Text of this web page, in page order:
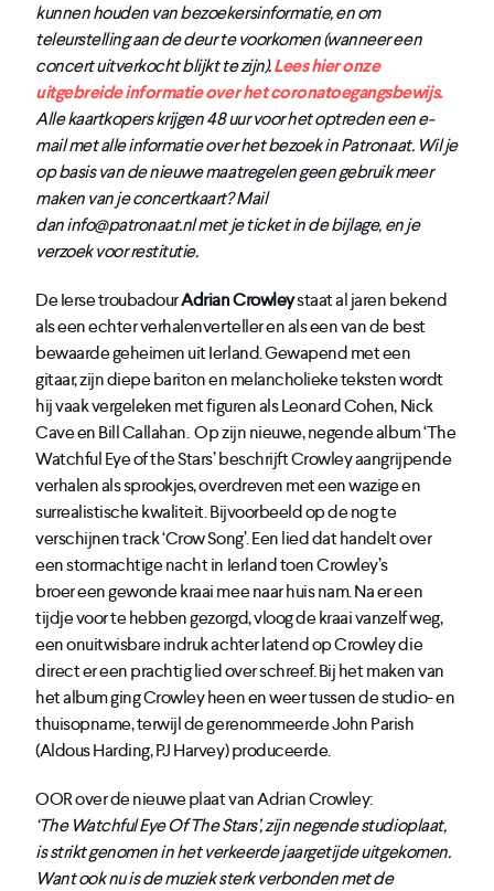
kunnen houden van bezoekersinformatie, en om
teleurstelling aan de deur te voorkomen (wanneer een
concert uitverkocht blijkt te zijn).Lees hier onze
uitgebreide informatie over het coronatoegangsbewijs.
Alle kaartkopers krijgen 48 uur voor het optreden een e-
mail met alle informatie over het bezoek in Patronaat. Wil je
op basis van de nieuwe maatregelen geen gebruik meer
maken van je concertkaart? Mail
dan info@patronaat.nl met je ticket in de bijlage, en je
verzoek voor restitutie.
De Ierse troubadourAdrian Crowleystaat al jaren bekend
als een echter verhalenverteller en als een van de best
bewaarde geheimen uit Ierland. Gewapend met een
gitaar, zijn diepe bariton en melancholieke teksten wordt
hij vaak vergeleken met figuren als Leonard Cohen, Nick
Cave en Bill Callahan. Op zijn nieuwe, negende album ‘The
Watchful Eye of the Stars’ beschrijft Crowley aangrijpende
verhalen als sprookjes, overdreven met een wazige en
surrealistische kwaliteit. Bijvoorbeeld op de nog te
verschijnen track ‘Crow Song’. Een lied dat handelt over
een stormachtige nacht in Ierland toen Crowley’s
broereen gewonde kraai mee naar huis nam. Na er een
tijdje voor te hebben gezorgd, vloog de kraai vanzelf weg,
een onuitwisbare indruk achter latend op Crowley die
direct er een prachtig lied over schreef.Bij het maken van
het album ging Crowley heen en weer tussen de studio- en
thuisopname, terwijl de gerenommeerde John Parish
(Aldous Harding, PJ Harvey) produceerde.
OOR over de nieuwe plaat van Adrian Crowley:
‘The Watchful Eye Of The Stars’, zijn negende studioplaat,
is strikt genomen in het verkeerde jaargetijde uitgekomen.
Want ook nu is de muziek sterk verbonden met de